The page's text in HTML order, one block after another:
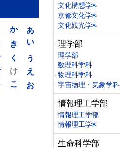
あ
い
う
え
お
か
き
く
け
こ
文化構想学科
京都文化学科
文化観光学科
理学部
理学部
数理科学科
物理科学科
宇宙物理・気象学科
情報理工学部
情報理工学部
情報理工学科
生命科学部